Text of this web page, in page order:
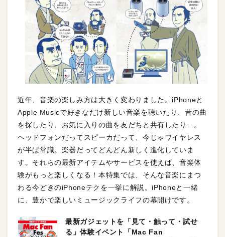
近年、音楽の楽しみ方は大きく変わりました。iPhoneと
Apple Musicで好きなだけ新しい音楽を聴いたり、昔の曲
を探したり、お気に入りの曲を友だちと共有したり…。
ヘッドフォンだってスピーカだって、今じゃワイヤレス
が半ば常識。楽器だってどんどん新しく進化していま
す。それらの最新アイテムやサービスを使えば、音楽体
験がもっと楽しくなる！本特集では、そんな音楽にまつ
わる今どきのiPhoneテクを一挙に解説。iPhoneと一緒
に、豊かで楽しいミュージックライフの幕開けです。
最新ガジェットを「見て・触って・試せ
る」体験イベント「Mac Fan